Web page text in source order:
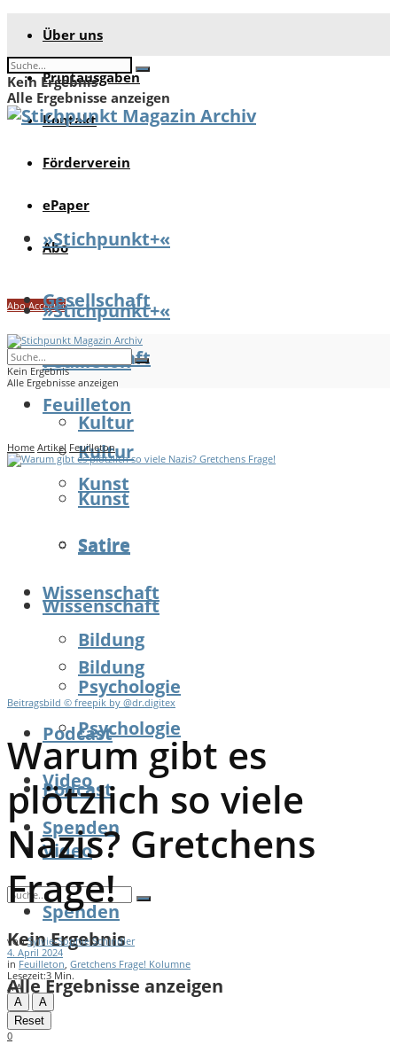
Über uns
Printausgaben
Kontakt
Förderverein
ePaper
Abo
Abo Account
Kein Ergebnis
Alle Ergebnisse anzeigen
»Stichpunkt+«
Gesellschaft
Feuilleton
Kultur
Kunst
Satire
Wissenschaft
Bildung
Psychologie
Podcast
Video
Spenden
»Stichpunkt+«
Gesellschaft
Feuilleton
Kultur
Kunst
Satire
Wissenschaft
Bildung
Psychologie
Podcast
Video
Spenden
Kein Ergebnis
Alle Ergebnisse anzeigen
Kein Ergebnis
Alle Ergebnisse anzeigen
Home Artikel Feuilleton
Beitragsbild © freepik by @dr.digitex
Warum gibt es
plötzlich so viele
Nazis? Gretchens
Frage!
von Sylvie-Sophie Schindler
4. April 2024
in Feuilleton, Gretchens Frage! Kolumne
Lesezeit:3 Min.
A A
A
A
Reset
0